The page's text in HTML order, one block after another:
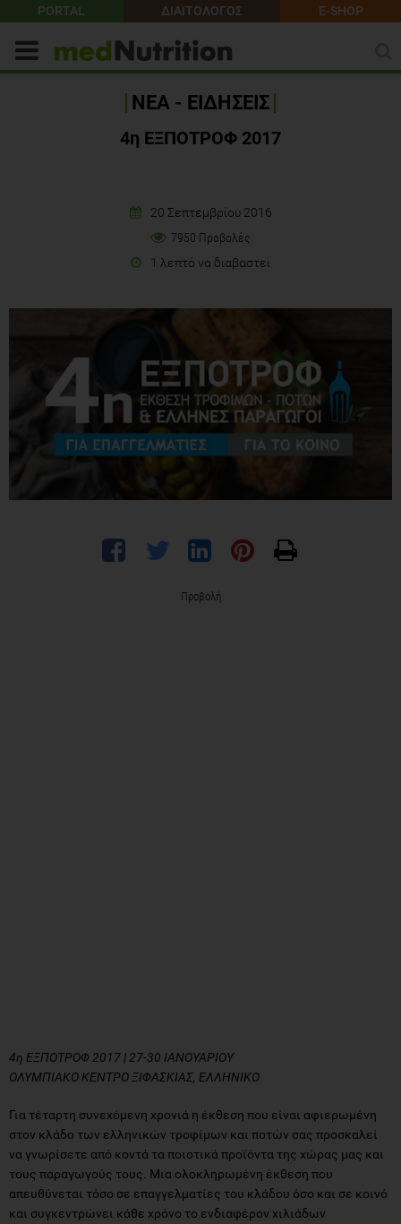
PORTAL ΔΙΑΙΤΟΛΟΓΟΣ E-SHOP
ΝΕΑ - ΕΙΔΗΣΕΙΣ
4η ΕΞΠΟΤΡΟΦ 2017
20 Σεπτεμβρίου 2016
7950 Προβολές
1 λεπτό να διαβαστεί
Προβολή
4η ΕΞΠΟΤΡΟΦ 2017 | 27-30 ΙΑΝΟΥΑΡΙΟΥ
ΟΛΥΜΠΙΑΚΟ ΚΕΝΤΡΟ ΞΙΦΑΣΚΙΑΣ, ΕΛΛΗΝΙΚΟ
Για τέταρτη συνεχόμενη χρονιά η έκθεση που είναι αφιερωμένη
στον κλάδο των ελληνικών τροφίμων και ποτών σας προσκαλεί
να γνωρίσετε από κοντά τα ποιοτικά προϊόντα της χώρας μας και
τους παραγωγούς τους. Μια ολοκληρωμένη έκθεση που
απευθύνεται τόσο σε επαγγελματίες του κλάδου όσο και σε κοινό
και συγκεντρώνει κάθε χρόνο το ενδιαφέρον χιλιάδων